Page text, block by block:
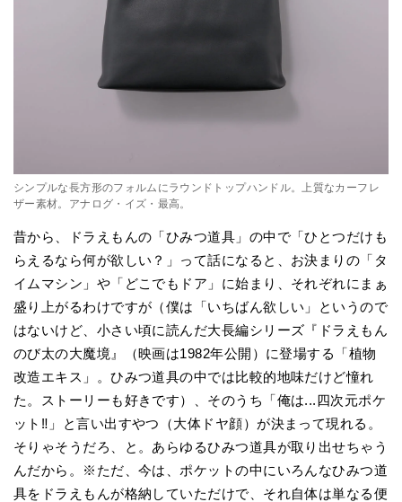
シンプルな長方形のフォルムにラウンドトップハンドル。上質なカーフレ
ザー素材。アナログ・イズ・最高。
昔から、ドラえもんの「ひみつ道具」の中で「ひとつだけも
らえるなら何が欲しい？」って話になると、お決まりの「タ
イムマシン」や「どこでもドア」に始まり、それぞれにまぁ
盛り上がるわけですが（僕は「いちばん欲しい」というので
はないけど、小さい頃に読んだ大長編シリーズ『ドラえもん
のび太の大魔境』（映画は1982年公開）に登場する「植物
改造エキス」。ひみつ道具の中では比較的地味だけど憧れ
た。ストーリーも好きです）、そのうち「俺は...四次元ポケ
ット‼︎」と言い出すやつ（大体ドヤ顔）が決まって現れる。
そりゃそうだろ、と。あらゆるひみつ道具が取り出せちゃう
んだから。※ただ、今は、ポケットの中にいろんなひみつ道
具をドラえもんが格納していただけで、それ自体は単なる便